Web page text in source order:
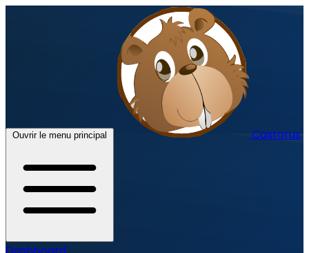
Ouvrir le menu principal Castorus